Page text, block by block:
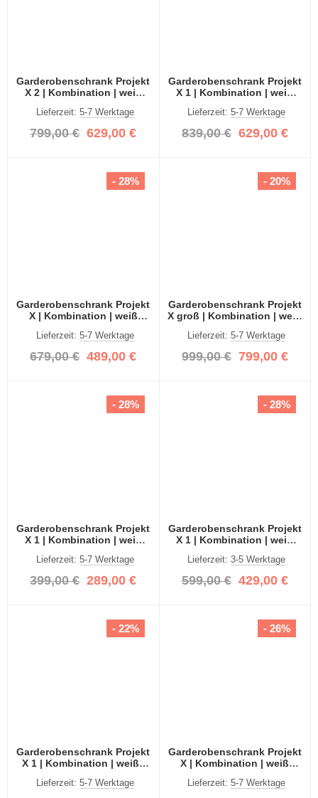
Garderobenschrank Projekt
X 2 | Kombination | weiß
Lieferzeit: 5-7 Werktage
799,00 € 629,00 €
Garderobenschrank Projekt
X 1 | Kombination | weiß
teilig
Lieferzeit:5-7 Werktage
839,00 € 629,00 €
Garderobenschrank Projekt
X | Kombination | weiß
3-teilig
Lieferzeit: 5-7 Werktage
679,00 € 489,00 €
- 28%
Garderobenschrank Projekt
X groß | Kombination | weiß
4-teilig
Lieferzeit:5-7 Werktage
999,00 € 799,00 €
- 20%
Garderobenschrank Projekt
X 1 | Kombination | weiß
2-teilig
Lieferzeit: 5-7 Werktage
399,00 € 289,00 €
- 28%
Garderobenschrank Projekt
X 1 | Kombination | weiß
Lieferzeit:3-5 Werktage
599,00 € 429,00 €
- 28%
Garderobenschrank Projekt
X 1 | Kombination | weiß |
Lieferzeit: 5-7 Werktage
- 22%
Garderobenschrank Projekt
X | Kombination | weiß
Lieferzeit:5-7 Werktage
- 26%